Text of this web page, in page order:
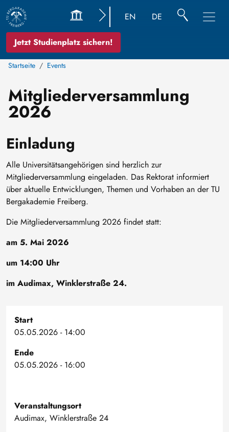
Jetzt Studienplatz sichern!
EN DE
Startseite Events
Mitgliederversammlung
2026
Einladung
Alle Universitätsangehörigen sind herzlich zur
Mitgliederversammlung eingeladen. Das Rektorat informiert
über aktuelle Entwicklungen, Themen und Vorhaben an der TU
Bergakademie Freiberg.
Die Mitgliederversammlung 2026 findet statt:
am 5. Mai 2026
um 14:00 Uhr
im Audimax, Winklerstraße 24.
Start
05.05.2026 - 14:00
Ende
05.05.2026 - 16:00
Veranstaltungsort
Audimax, Winklerstraße 24